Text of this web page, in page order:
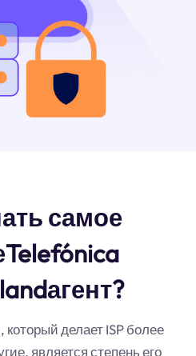
самое
делает ISP более
является степень его